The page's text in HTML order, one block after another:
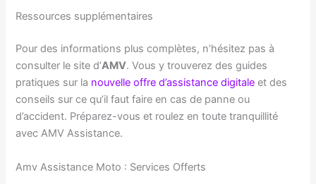
Ressources supplémentaires
Pour des informations plus complètes, n’hésitez pas à
consulter le site d’AMV. Vous y trouverez des guides
pratiques sur la nouvelle offre d’assistance digitale et des
conseils sur ce qu’il faut faire en cas de panne ou
d’accident. Préparez-vous et roulez en toute tranquillité
avec AMV Assistance.
Amv Assistance Moto : Services Offerts